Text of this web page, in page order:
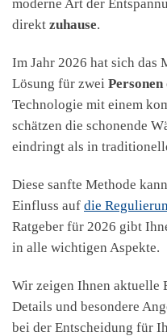
moderne Art der
direkt zuhause.
Im Jahr 2026 hat sich das
Lösung für zwei Personen
Technologie mit einem
schätzen die schonende
eindringt als in
Diese sanfte Methode
Einfluss auf die
Ratgeber für 2026 gibt
in alle wichtigen Aspekte.
Wir zeigen Ihnen aktuelle
Details und besondere
bei der Entscheidung für